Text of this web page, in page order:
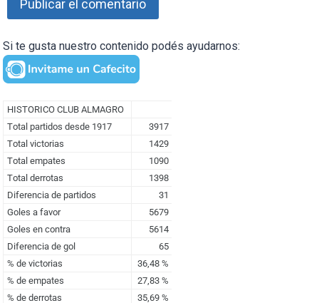
Si te gusta nuestro contenido podés ayudarnos: